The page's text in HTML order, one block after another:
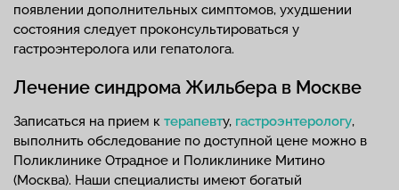
появлении дополнительных симптомов, ухудшении
состояния следует проконсультироваться у
гастроэнтеролога или гепатолога.
Лечение синдрома Жильбера в Москве
Записаться на прием к терапевту, гастроэнтерологу,
выполнить обследование по доступной цене можно в
Поликлинике Отрадное и Поликлинике Митино
(Москва). Наши специалисты имеют богатый